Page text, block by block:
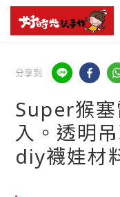
分享到
Super猴
入。透明
diy襪娃材